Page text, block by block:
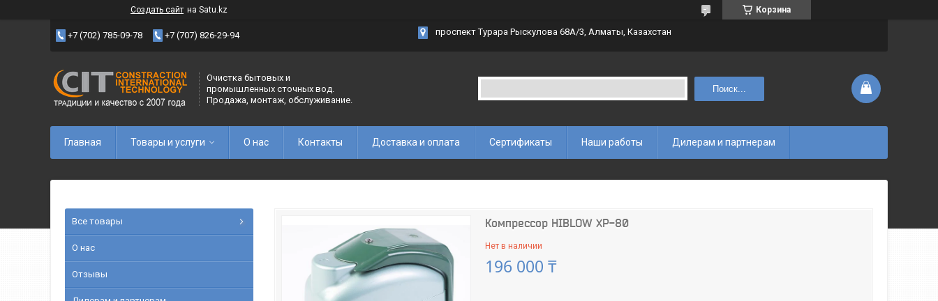
Создать сайт на Satu.kz Корзина
+7 (702) 785-09-78 +7 (707) 826-29-94 проспект Турара Рыскулова 68А/3, Алматы, Казахстан
Очистка бытовых и
промышленных сточных вод.
Продажа, монтаж, обслуживание.
Поиск...
Главная Товары и услуги О нас Контакты Доставка и оплата Сертификаты Наши работы Дилерам и партнерам
Компрессор HIBLOW XP-80
Нет в наличии
196 000 ₸
Все товары
О нас
Отзывы